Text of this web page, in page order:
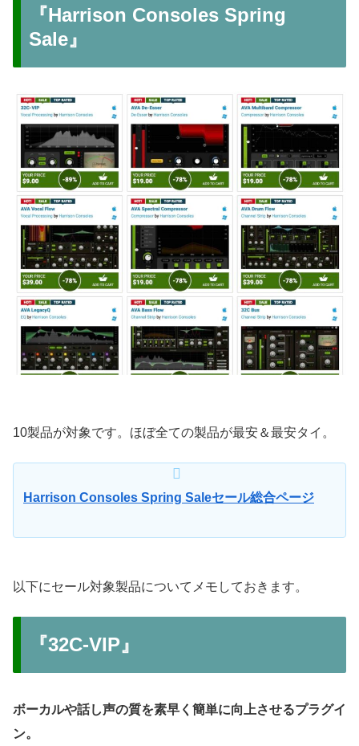
『Harrison Consoles Spring
Sale』
10製品が対象です。ほぼ全ての製品が最安＆最安タイ。
Harrison Consoles Spring Saleセール総合ページ
以下にセール対象製品についてメモしておきます。
『32C-VIP』
ボーカルや話し声の質を素早く簡単に向上させるプラグイ
ン。